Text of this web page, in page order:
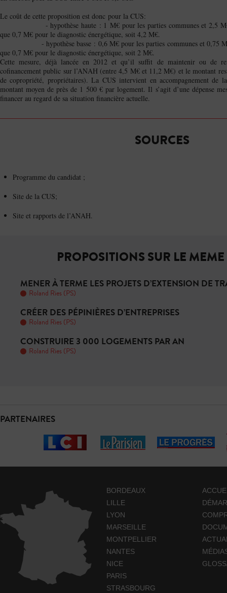
Le coût de cette proposition est donc pour la CUS:
- hypothèse haute : 1 M€ pour les parties communes et 2,5 M€
que 0,7 M€ pour le diagnostic énergétique, soit 4,2 M€.
- hypothèse basse : 0,6 M€ pour les parties communes et 0,75 M€
que 0,7 M€ pour le diagnostic énergétique, soit 2 M€.
Cette mesure, déjà lancée en 2012 et qu’il suffit de maintenir ou de
cofinancement public sur l’ANAH (entre 4,5 M€ et 11,2 M€) et le montant
de copropriété, propriétaires). La CUS intervient en accompagnement de
montant moyen de près de 1 500 € par logement. Il s’agit d’une dépense
financer au regard de sa situation financière actuelle.
SOURCES
Programme du candidat ;
Site de la CUS;
Site et rapports de l’ANAH.
PROPOSITIONS SUR LE
MENER À TERME LES PROJETS D’EXTENSION DE
Roland Ries (PS)
CRÉER DES PÉPINIÈRES D’ENTREPRISES
Roland Ries (PS)
CONSTRUIRE 3 000 LOGEMENTS PAR AN
Roland Ries (PS)
PARTENAIRES
BORDEAUX
LILLE
LYON
MARSEILLE
MONTPELLIER
NANTES
NICE
PARIS
STRASBOURG